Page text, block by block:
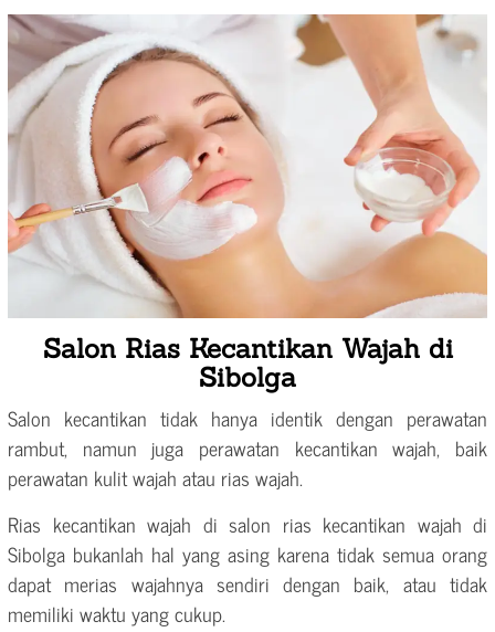
Salon Rias Kecantikan Wajah di
Sibolga
Salon kecantikan tidak hanya identik dengan perawatan
rambut, namun juga perawatan kecantikan wajah, baik
perawatan kulit wajah atau rias wajah.
Rias kecantikan wajah di salon rias kecantikan wajah di
Sibolga bukanlah hal yang asing karena tidak semua orang
dapat merias wajahnya sendiri dengan baik, atau tidak
memiliki waktu yang cukup.